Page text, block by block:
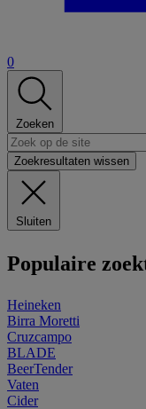
0
Zoeken
Zoekresultaten wissen
Sluiten
Populaire
Heineken
Birra Moretti
Cruzcampo
BLADE
BeerTender
Vaten
Cider